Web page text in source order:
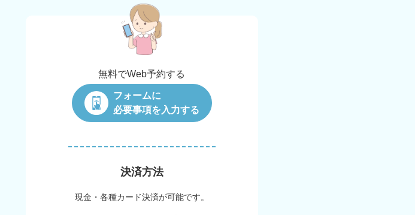
無料でWeb予約する
フォームに
必要事項を入力する
決済方法
現金・各種カード決済が可能です。